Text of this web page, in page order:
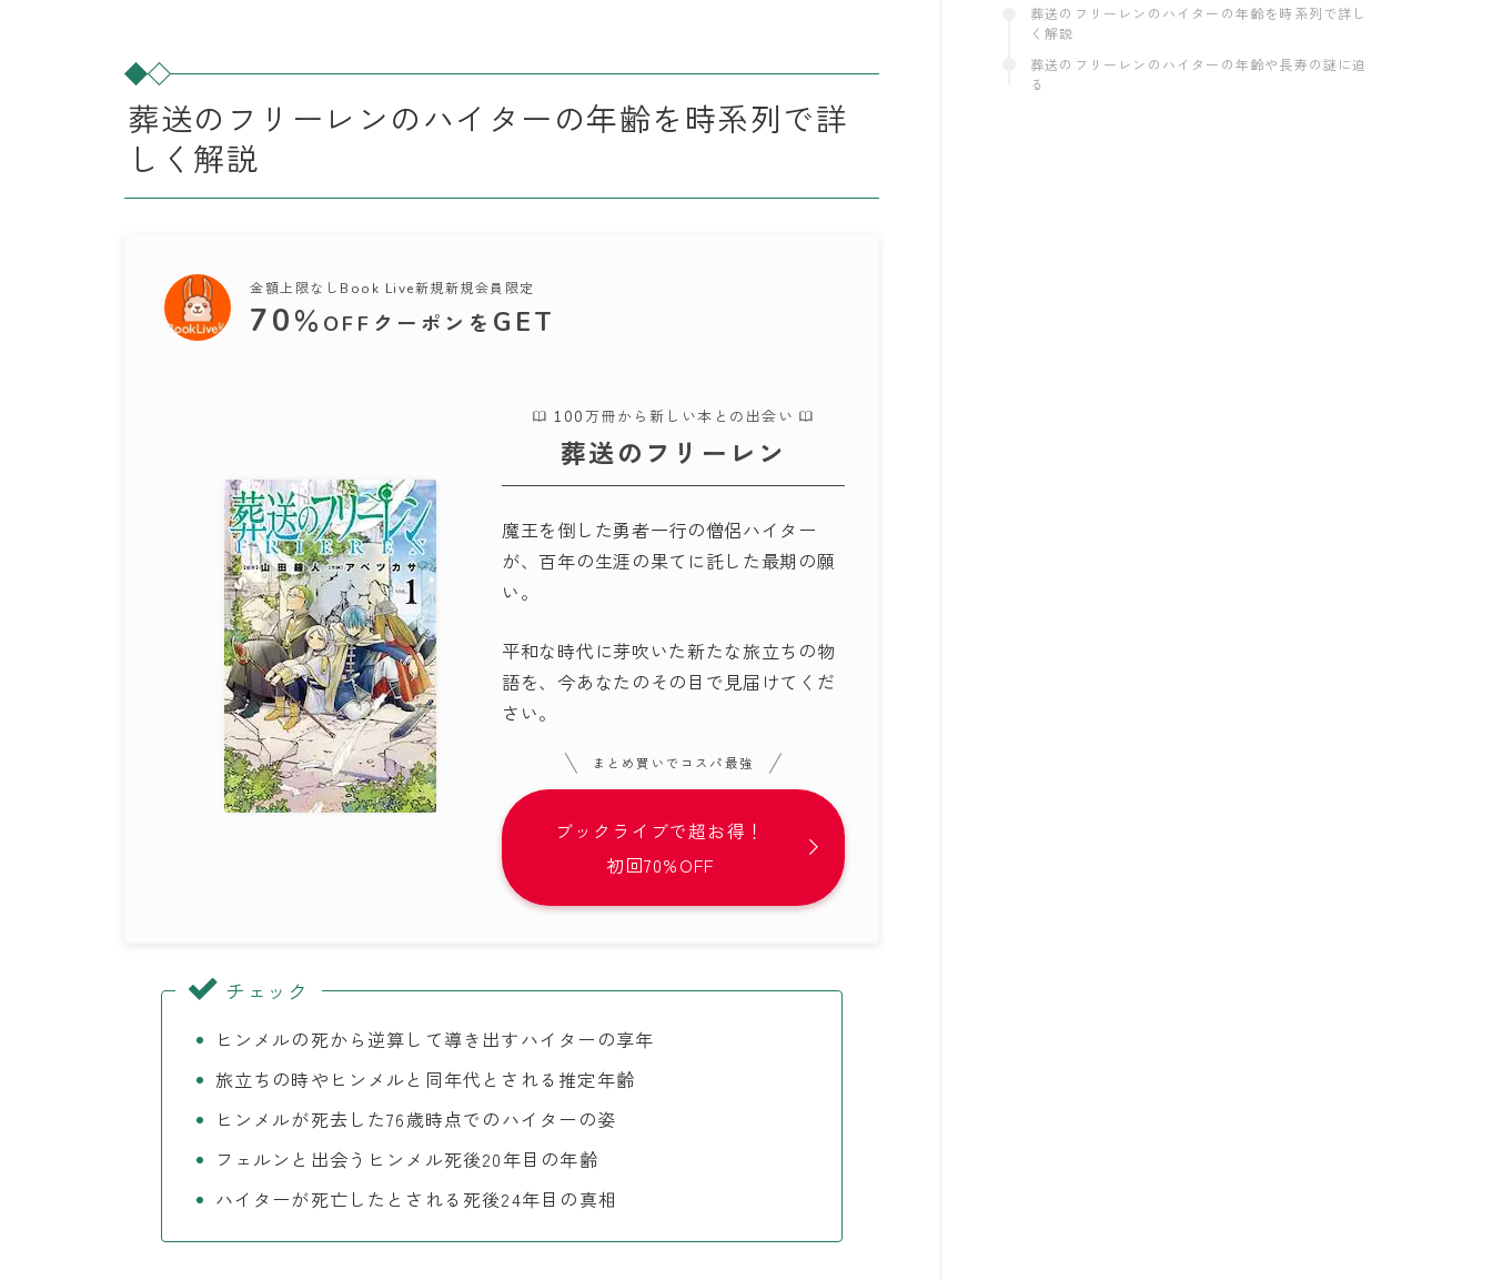
葬送のフリーレンのハイターの年齢を時系列で詳
しく解説
金額上限なしBook Live新規新規会員限定
70％ OFFクーポンを GET
100万冊から新しい本との出会い
葬送のフリーレン
魔王を倒した勇者一行の僧侶ハイター
が、百年の生涯の果てに託した最期の願
い。
平和な時代に芽吹いた新たな旅立ちの物
語を、今あなたのその目で見届けてくだ
さい。
まとめ買いでコスパ最強
ブックライブで超お得！
初回70%OFF
チェック
ヒンメルの死から逆算して導き出すハイターの享年
旅立ちの時やヒンメルと同年代とされる推定年齢
ヒンメルが死去した76歳時点でのハイターの姿
フェルンと出会うヒンメル死後20年目の年齢
ハイターが死亡したとされる死後24年目の真相
葬送のフリーレンのハイターの年齢を時系列で詳し
く解説
葬送のフリーレンのハイターの年齢や長寿の謎に迫
る